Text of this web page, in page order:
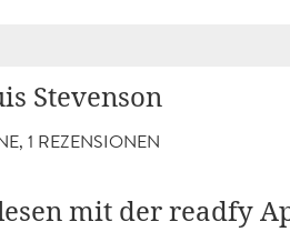
Stevenson
1 REZENSIONEN
mit der readfy